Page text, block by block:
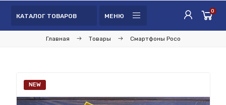
КАТАЛОГ ТОВАРОВ МЕНЮ
0
Главная Товары Смартфоны Poco
NEW